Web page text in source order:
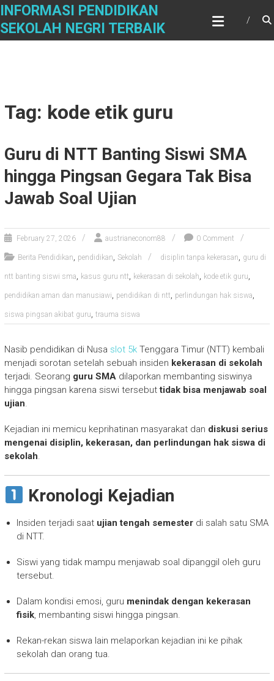
Skip
content
INFORMASI PENDIDIKAN
SEKOLAH NEGRI TERBAIK
Tag: kode etik guru
Guru di NTT Banting Siswi SMA
hingga Pingsan Gegara Tak Bisa
Jawab Soal Ujian
February 27, 2026 austrianeconom88 0 Comment
Berita Pendidikan, pendidikan, Sekolah disiplin tanpa kekerasan, guru di
ntt banting siswi sma, kasus guru ntt, kekerasan di sekolah, kode etik guru,
pendidikan aman dan manusiawi, pendidikan di ntt, perlindungan hak siswa,
siswa pingsan akibat guru, trauma siswa
Nasib pendidikan di Nusa slot 5kTenggara Timur (NTT) kembali
menjadi sorotan setelah sebuah insiden kekerasan di sekolah
terjadi. Seorang guru SMAdilaporkan membanting siswinya
hingga pingsan karena siswi tersebuttidak bisa menjawab soal
ujian.
Kejadian ini memicu keprihatinan masyarakat dan diskusi serius
mengenai disiplin, kekerasan, dan perlindungan hak siswa di
sekolah.
Kronologi Kejadian
Insiden terjadi saat ujian tengah semesterdi salah satu SMA
di NTT.
Siswi yang tidak mampu menjawab soal dipanggil oleh guru
tersebut.
Dalam kondisi emosi, guru menindak dengan kekerasan
fisik, membanting siswi hingga pingsan.
Rekan-rekan siswa lain melaporkan kejadian ini ke pihak
sekolah dan orang tua.